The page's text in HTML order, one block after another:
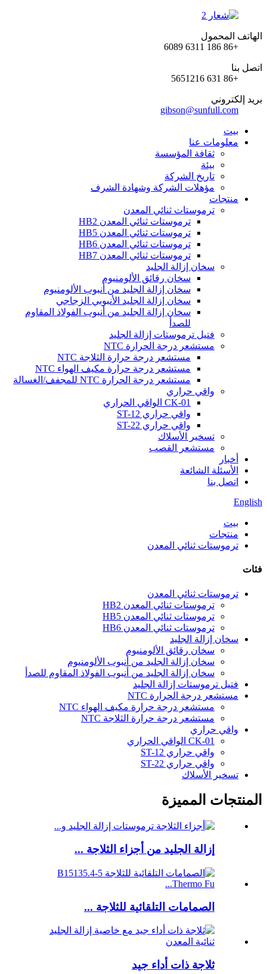
الهاتف المحمول
+86 186 6311 6089
اتصل بنا
+86 631 5651216
بريد إلكتروني
gibson@sunfull.com
بيت
معلومات عنا
ثقافة المؤسسة
بيئة
تاريخ الشركة
مؤهلات الشركة وشهادة الشرف
منتجات
ترموستات ثنائي المعدن
ترموستات ثنائي المعدن HB2
ترموستات ثنائي المعدن HB5
ترموستات ثنائي المعدن HB6
ترموستات ثنائي المعدن HB7
سخان إزالة الجليد
سخان رقائق الألومنيوم
سخان إزالة الجليد من أنبوب الألومنيوم
سخان إزالة الجليد الأنبوبي الزجاجي
سخان إزالة الجليد من أنبوب الفولاذ المقاوم
للصدأ
فتيل ترموستات إزالة الجليد
مستشعر درجة الحرارة NTC
مستشعر درجة حرارة الثلاجة NTC
مستشعر درجة حرارة مكيف الهواء NTC
مستشعر درجة الحرارة NTC للمجفف/الغسالة
واقي حراري
CK-01 الواقي الحراري
واقي حراري ST-12
واقي حراري ST-22
تسخير الأسلاك
مستشعر القصب
أخبار
الأسئلة الشائعة
اتصل بنا
English
بيت
منتجات
ترموستات ثنائي المعدن
فئات
ترموستات ثنائي المعدن
ترموستات ثنائي المعدن HB2
ترموستات ثنائي المعدن HB5
ترموستات ثنائي المعدن HB6
سخان إزالة الجليد
سخان رقائق الألومنيوم
سخان إزالة الجليد من أنبوب الألومنيوم
سخان إزالة الجليد من أنبوب الفولاذ المقاوم للصدأ
فتيل ترموستات إزالة الجليد
مستشعر درجة الحرارة NTC
مستشعر درجة حرارة مكيف الهواء NTC
مستشعر درجة حرارة الثلاجة NTC
واقي حراري
CK-01 الواقي الحراري
واقي حراري ST-12
واقي حراري ST-22
تسخير الأسلاك
المنتجات المميزة
إزالة الجليد من أجزاء الثلاجة ...
الصمامات التلقائية للثلاجة ...
ثلاجة ذات أداء جيد